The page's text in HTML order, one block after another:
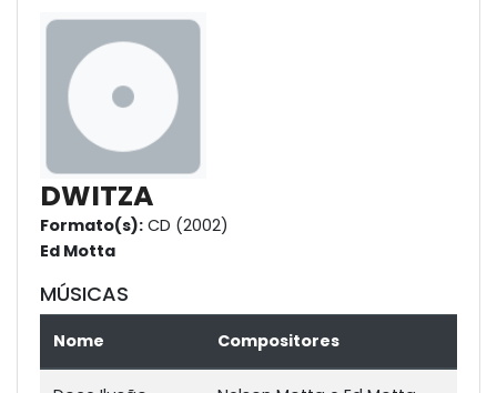
DWITZA
Formato(s): CD (2002)
Ed Motta
MÚSICAS
Nome Compositores